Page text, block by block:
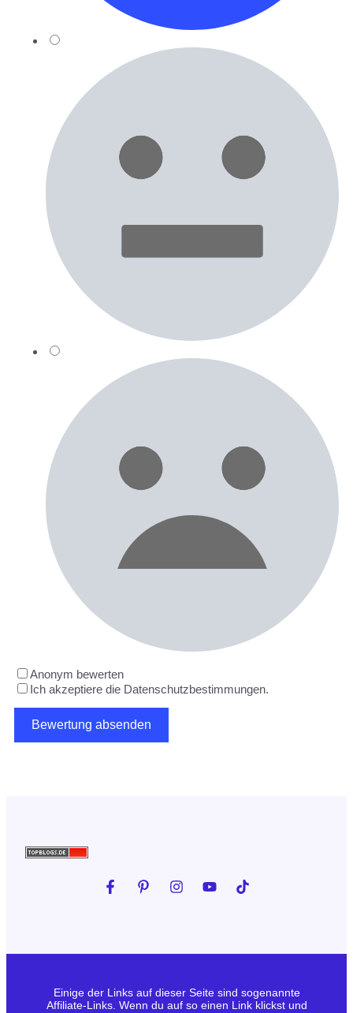
Anonym bewerten
Ich akzeptiere die Datenschutzbestimmungen.
Einige der Links auf dieser Seite sind sogenannte
Affiliate-Links. Wenn du auf so einen Link klickst und